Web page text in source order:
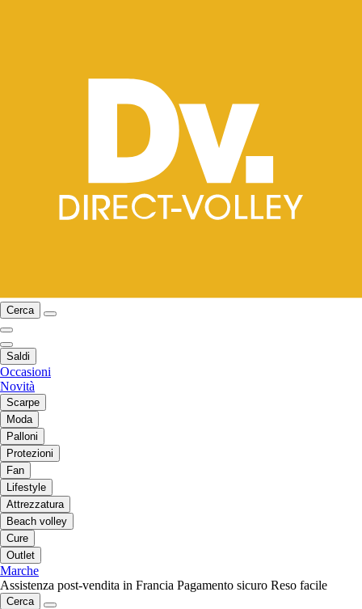
Cerca
Saldi
Occasioni
Novità
Scarpe
Moda
Palloni
Protezioni
Fan
Lifestyle
Attrezzatura
Beach volley
Cure
Outlet
Marche
Assistenza post-vendita in Francia Pagamento sicuro Reso facile
Cerca